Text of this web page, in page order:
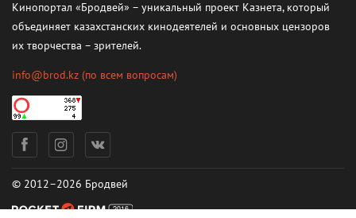
Кинопортал «Бродвей» – уникальный проект Казнета, который
объединяет казахстанских кинодеятелей и основных цензоров
их творчества – зрителей.
info@brod.kz (по всем вопросам)
© 2012–2026 Бродвей